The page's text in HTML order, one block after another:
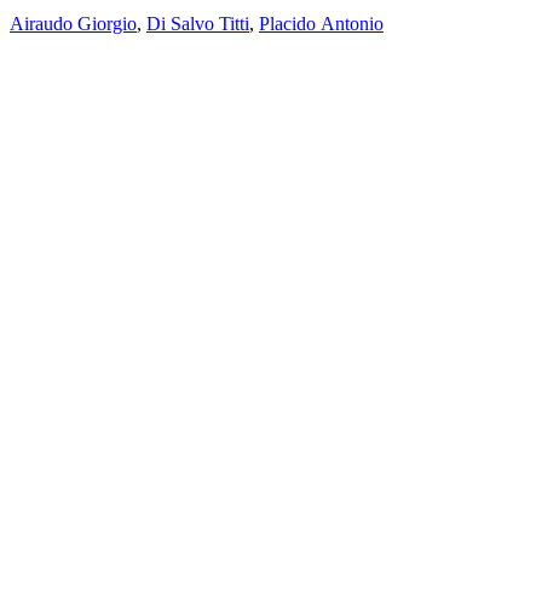
Airaudo Giorgio, Di Salvo Titti, Placido Antonio